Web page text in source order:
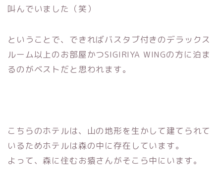
叫んでいました（笑）
ということで、できればバスタブ付きのデラックス
ルーム以上のお部屋かつSIGIRIYA WINGの方に泊ま
るのがベストだと思われます。
こちらのホテルは、山の地形を生かして建てられて
いるためホテルは森の中に存在しています。
よって、森に住むお猿さんがそこら中にいます。